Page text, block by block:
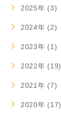
2025年 (3)
2024年 (2)
2023年 (1)
2022年 (19)
2021年 (7)
2020年 (17)